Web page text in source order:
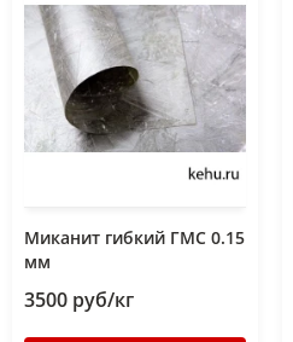
Миканит гибкий ГМС 0.15
мм
3500 руб/кг